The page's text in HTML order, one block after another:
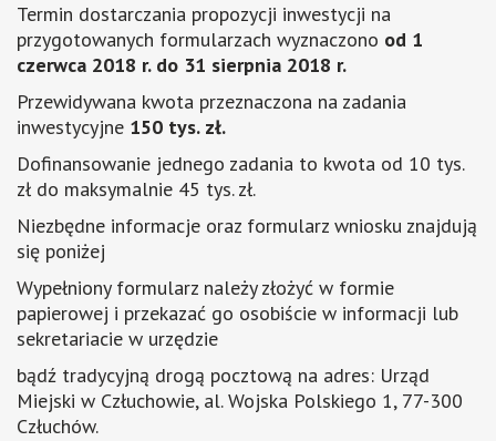
Termin dostarczania propozycji inwestycji na
przygotowanych formularzach wyznaczono od 1
czerwca 2018 r. do 31 sierpnia 2018 r.
Przewidywana kwota przeznaczona na zadania
inwestycyjne 150 tys. zł.
Dofinansowanie jednego zadania to kwota od 10 tys.
zł do maksymalnie 45 tys. zł.
Niezbędne informacje oraz formularz wniosku znajdują
się poniżej
Wypełniony formularz należy złożyć w formie
papierowej i przekazać go osobiście w informacji lub
sekretariacie w urzędzie
bądź tradycyjną drogą pocztową na adres: Urząd
Miejski w Człuchowie, al. Wojska Polskiego 1, 77-300
Człuchów.